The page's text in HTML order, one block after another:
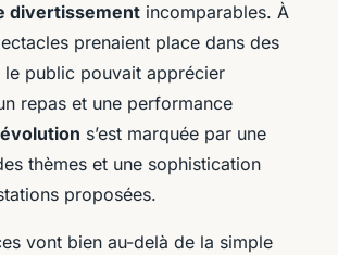
divertissement incomparables. À
prenaient place dans des
le public pouvait apprécier
repas et une performance
évolution s’est marquée par une
thèmes et une sophistication
proposées.
vont bien au-delà de la simple